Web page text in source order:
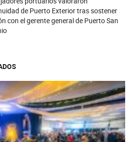
de Puerto Exterior tras sostener
con el gerente general de Puerto San